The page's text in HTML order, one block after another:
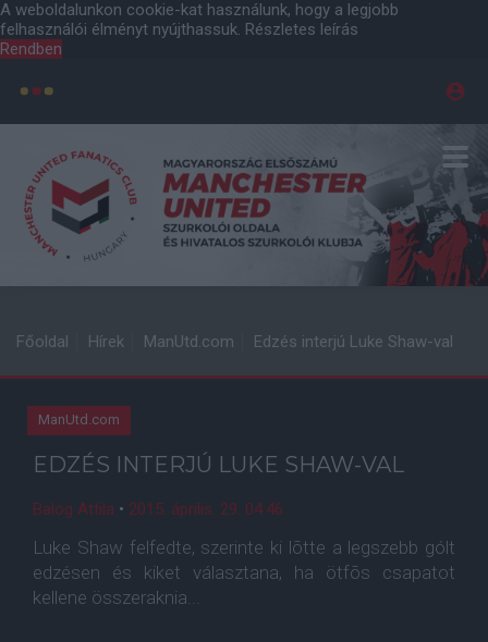
A weboldalunkon cookie-kat használunk, hogy a legjobb
felhasználói élményt nyújthassuk. Részletes leírás
Rendben
Főoldal Hírek ManUtd.com Edzés interjú Luke Shaw-val
ManUtd.com
EDZÉS INTERJÚ LUKE SHAW-VAL
Balog Attila • 2015. április. 29. 04:46
Luke Shaw felfedte, szerinte ki lõtte a legszebb gólt
edzésen és kiket választana, ha ötfõs csapatot
kellene összeraknia...